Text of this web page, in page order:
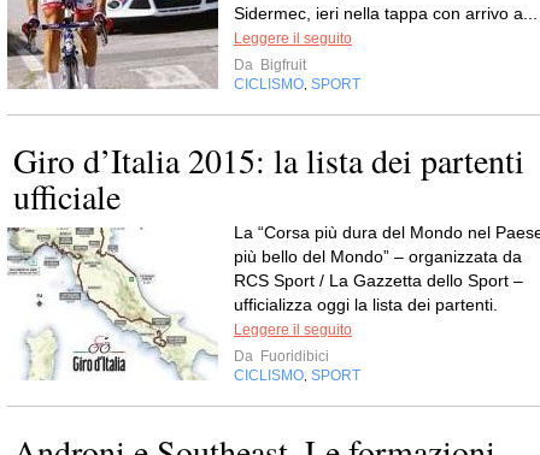
Sidermec, ieri nella tappa con arrivo a...
Leggere il seguito
Da Bigfruit
CICLISMO SPORT
Giro d’Italia 2015: la lista dei partenti
ufficiale
La “Corsa più dura del Mondo nel
più bello del Mondo” – organizzata da
RCS Sport / La Gazzetta dello Sport –
ufficializza oggi la lista dei partenti.
Leggere il seguito
Da Fuoridibici
CICLISMO SPORT